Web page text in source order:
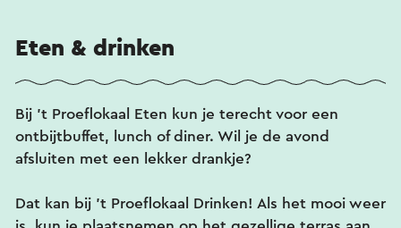
Eten & drinken
Bij 't Proeflokaal Eten kun je terecht voor een
ontbijtbuffet, lunch of diner. Wil je de avond
afsluiten met een lekker drankje?
Dat kan bij ’t Proeflokaal Drinken! Als het mooi weer